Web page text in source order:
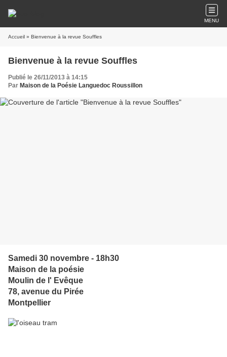
MENU
Accueil » Bienvenue à la revue Souffles
Bienvenue à la revue Souffles
Publié le 26/11/2013 à 14:15
Par Maison de la Poésie Languedoc Roussillon
Samedi 30 novembre - 18h30
Maison de la poésie
Moulin de l' Evêque
78, avenue du Pirée
Montpellier